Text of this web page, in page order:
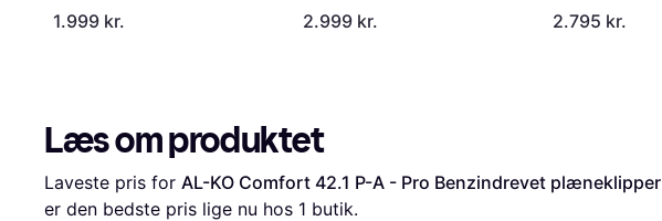
plæneklipper
1.999 kr.
plæneklipper
2.999 kr. 2.795 kr.
Læs om produktet
Laveste pris for AL-KO Comfort 42.1 P-A - Pro Benzindrevet plæneklipper
er den bedste pris lige nu hos 1 butik.